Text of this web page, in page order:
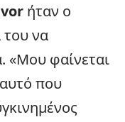
ήταν ο
του να
«Μου φαίνεται
που